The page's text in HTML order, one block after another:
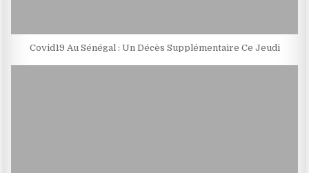
Covid19 Au Sénégal : Un Décès Supplémentaire Ce Jeudi